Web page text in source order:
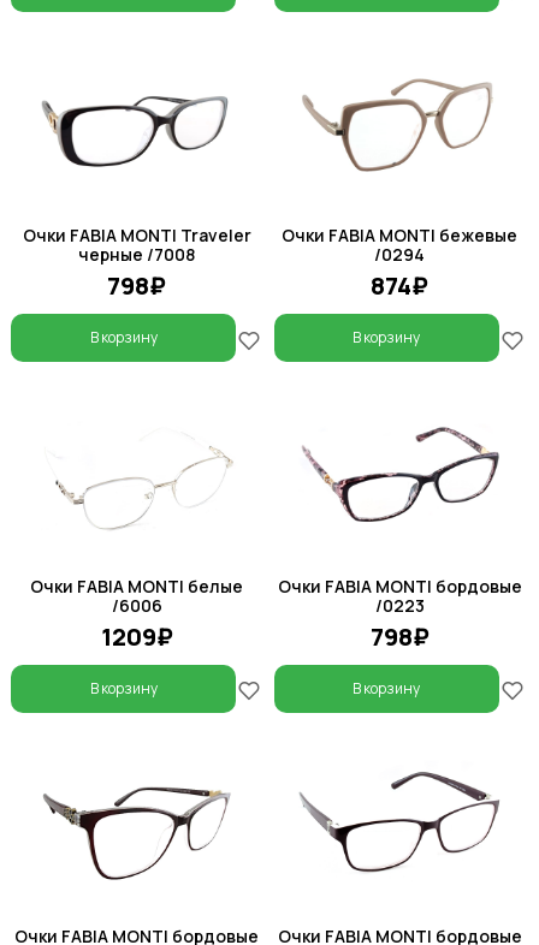
Очки FABIA MONTI Traveler
черные /7008
798₽
В корзину
Очки FABIA MONTI бежевые
/0294
874₽
В корзину
Очки FABIA MONTI белые
/6006
1209₽
В корзину
Очки FABIA MONTI бордовые
/0223
798₽
В корзину
Очки FABIA MONTI бордовые
Очки FABIA MONTI бордовые